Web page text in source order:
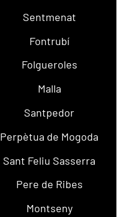
Sentmenat
Fontrubí
Folgueroles
Malla
Santpedor
Perpètua de Mogoda
Sant Feliu Sasserra
Pere de Ribes
Montseny